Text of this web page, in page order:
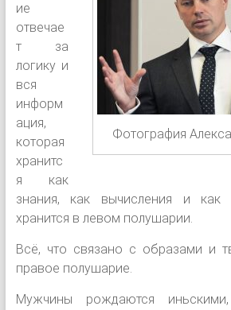
Фотография
ие
отвечае
т за
логику и
вся
информ
ация,
которая
хранитс
я как
знания, как вычисления и
хранится в левом полушарии.
Всё, что связано с образами и
правое полушарие.
Мужчины рождаются